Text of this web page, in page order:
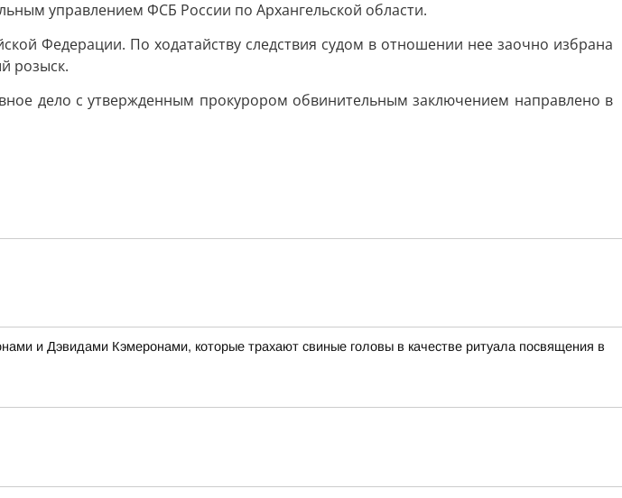
управлением ФСБ России по Архангельской области.
Федерации. По ходатайству следствия судом в отношении нее заочно избрана
розыск.
дело с утвержденным прокурором обвинительным заключением направлено в
и Дэвидами Кэмеронами, которые трахают свиные головы в качестве ритуала посвящения в